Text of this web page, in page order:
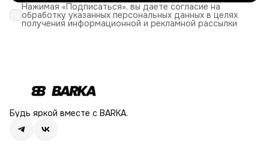
Нажимая «Подписаться», вы даете согласие на
обработку указанных персональных данных в целях
получения информационной и рекламной рассылки
Будь яркой вместе с BARKA.